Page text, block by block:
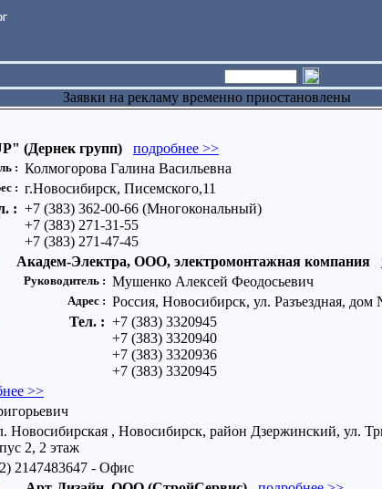
Заявки на рекламу временно приостановлены
(Дернек групп)
подробнее >>
: Колмогорова Галина Васильевна
: г.Новосибирск, Писемского,11
: +7 (383) 362-00-66 (Многокональный)
+7 (383) 271-31-55
+7 (383) 271-47-45
Академ-Электра, ООО, электромонтажная компания
Руководитель : Мушенко Алексей Феодосьевич
Адрес : Россия, Новосибирск, ул. Разъездная, дом
Тел. : +7 (383) 3320945
+7 (383) 3320940
+7 (383) 3320936
+7 (383) 3320945
>>
Новосибирская , Новосибирск, район Дзержинский, ул.
2, 2 этаж
2147483647 - Офис